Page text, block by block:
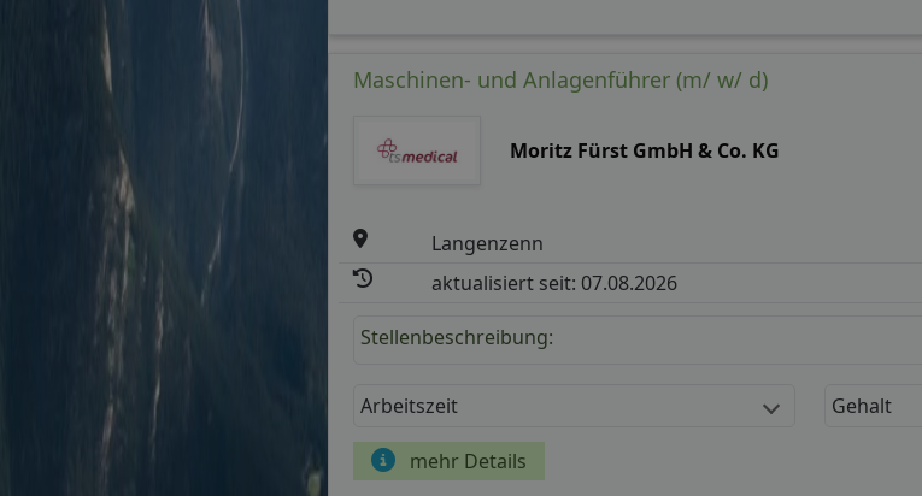
Maschinen- und Anlagenführer (m/ w/ d)
Moritz Fürst GmbH & Co. KG
Langenzenn
aktualisiert seit: 07.08.2026
Stellenbeschreibung:
Arbeitszeit Gehalt
mehr Details